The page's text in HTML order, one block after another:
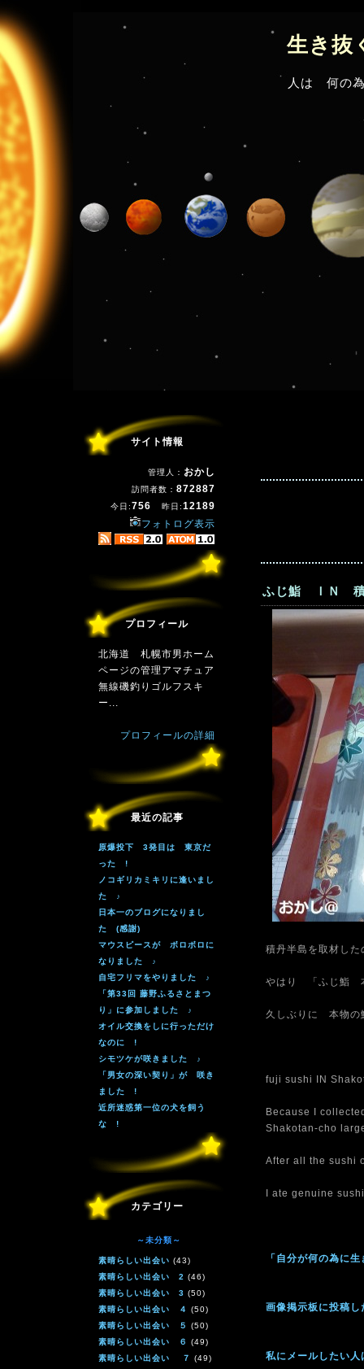
生き抜
人は 何の
サイト情報
管理人： おかし
訪問者数： 872887
今日:756 昨日:12189
フォトログ表示
プロフィール
北海道 札幌市男ホーム
ページの管理アマチュア
無線磯釣りゴルフスキ
ー...
プロフィールの詳細
最近の記事
原爆投下 3発目は 東京だ
った !
ノコギリカミキリに逢いまし
た ♪
日本一のブログになりまし
た (感謝)
マウスピースが ボロボロに
なりました ♪
自宅フリマをやりました ♪
「第33回 藤野ふるさとまつ
り」に参加しました ♪
オイル交換をしに行っただけ
なのに !
シモツケが咲きました ♪
「男女の深い契り」が 咲き
ました !
近所迷惑第一位の犬を飼う
な !
カテゴリー
～未分類～
素晴らしい出会い (43)
素晴らしい出会い 2 (46)
素晴らしい出会い 3 (50)
素晴らしい出会い ４ (50)
素晴らしい出会い ５ (50)
素晴らしい出会い ６ (49)
素晴らしい出会い ７ (49)
ふじ鮨 ＩＮ
積丹半島を取材し
やはり 「ふじ鮨
久しぶりに 本物
fuji sushi IN
Because I
Shakotan-cho
After all the sushi
I ate genuine
「自分が何の為に
画像掲示板に投稿し
私にメールしたい人